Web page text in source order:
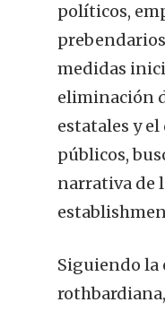
políticos,
medidas
eliminación
estatales y
públicos,
narrativa de
Siguiendo la